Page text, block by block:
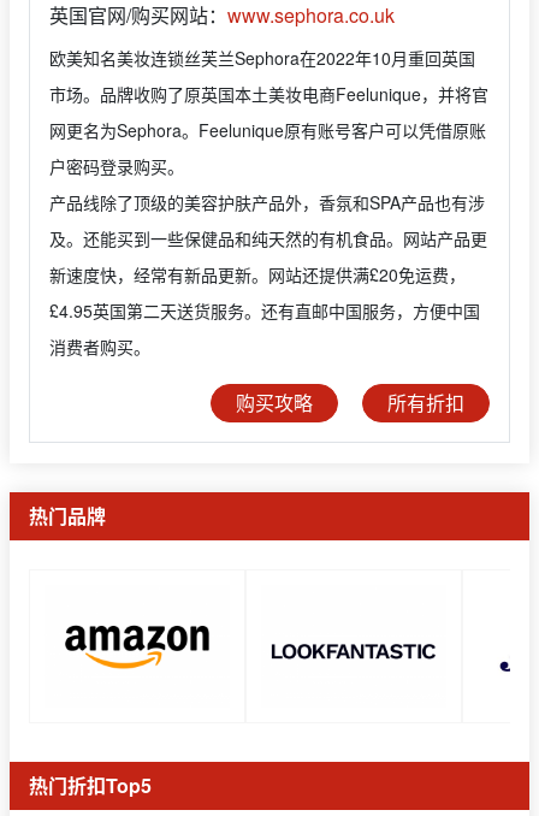
英国官网/购买网站： www.sephora.co.uk
欧美知名美妆连锁丝芙兰Sephora在2022年10月重回英国
市场。品牌收购了原英国本土美妆电商Feelunique，并将官
网更名为Sephora。Feelunique原有账号客户可以凭借原账
户密码登录购买。
产品线除了顶级的美容护肤产品外，香氛和SPA产品也有涉
及。还能买到一些保健品和纯天然的有机食品。网站产品更
新速度快，经常有新品更新。网站还提供满£20免运费，
£4.95英国第二天送货服务。还有直邮中国服务，方便中国
消费者购买。
购买攻略 所有折扣
热门品牌
热门折扣Top5